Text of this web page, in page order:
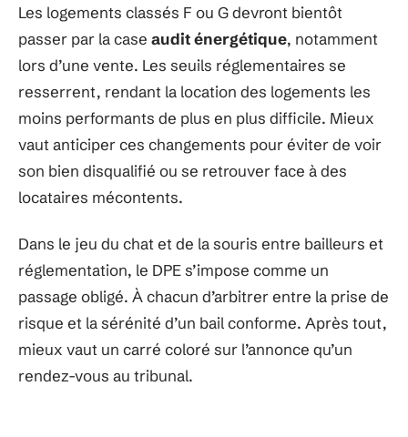
Les logements classés F ou G devront bientôt
passer par la case audit énergétique, notamment
lors d’une vente. Les seuils réglementaires se
resserrent, rendant la location des logements les
moins performants de plus en plus difficile. Mieux
vaut anticiper ces changements pour éviter de voir
son bien disqualifié ou se retrouver face à des
locataires mécontents.
Dans le jeu du chat et de la souris entre bailleurs et
réglementation, le DPE s’impose comme un
passage obligé. À chacun d’arbitrer entre la prise de
risque et la sérénité d’un bail conforme. Après tout,
mieux vaut un carré coloré sur l’annonce qu’un
rendez-vous au tribunal.